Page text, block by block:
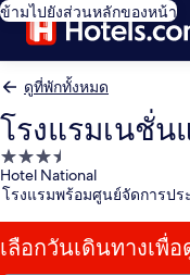
ข้ามไปยังส่วนหลักของหน้า
ดูที่พักทั้งหมด
โรงแรมเนชั่น
ที่พัก
3.5
Hotel National
โรงแรมพร้อมศูนย์จัดการป
เลือกวันเดินทางเพื่อ